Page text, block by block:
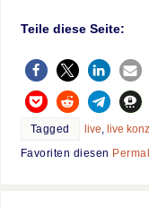
Teile diese Seite:
Tagged live live
Favoriten diesen